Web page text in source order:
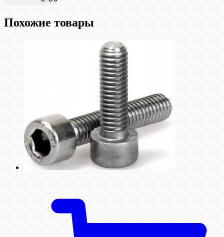
Похожие товары